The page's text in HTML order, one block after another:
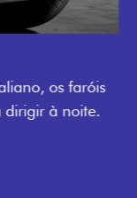
E 4
Fiat Strada,